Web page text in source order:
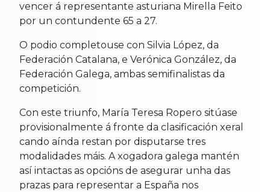
vencer á representante asturiana Mirella Feito
por un contundente 65 a 27.
O podio completouse con Silvia López, da
Federación Catalana, e Verónica González, da
Federación Galega, ambas semifinalistas da
competición.
Con este triunfo, María Teresa Ropero sitúase
provisionalmente á fronte da clasificación xeral
cando aínda restan por disputarse tres
modalidades máis. A xogadora galega mantén
así intactas as opcións de asegurar unha das
prazas para representar a España nos